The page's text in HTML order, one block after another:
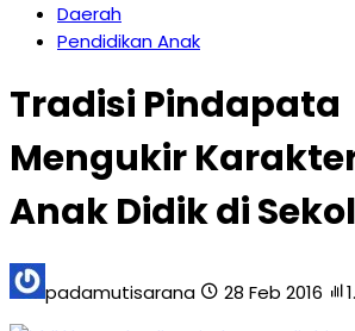
Daerah
Pendidikan Anak
Tradisi Pindapata
Mengukir
Anak Didik di
padamutisarana 28 Feb 2016